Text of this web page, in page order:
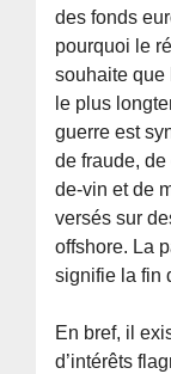
des fonds
pourquoi le
souhaite que
le plus
guerre est
de fraude,
de-vin et de
versés sur
offshore. La
signifie la fin
En bref, il
d’intérêts